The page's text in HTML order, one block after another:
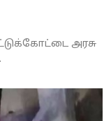
அரசு